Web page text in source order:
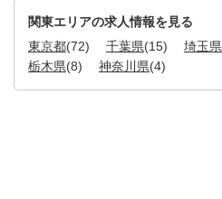
関東エリアの求人情報を見る
東京都(72) 千葉県(15) 埼玉県
栃木県(8) 神奈川県(4)